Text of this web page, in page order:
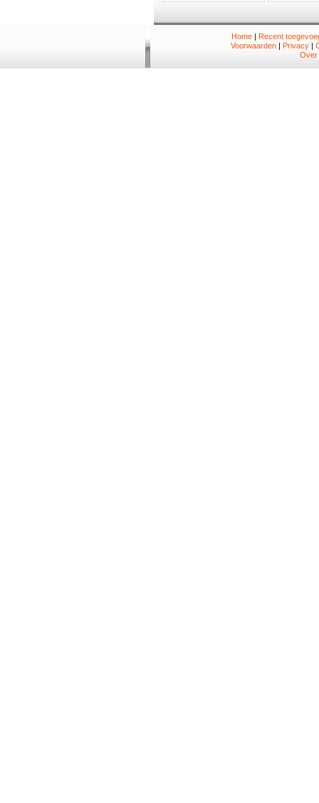
Home| Recent
Voorwaarden | Privacy |
Over